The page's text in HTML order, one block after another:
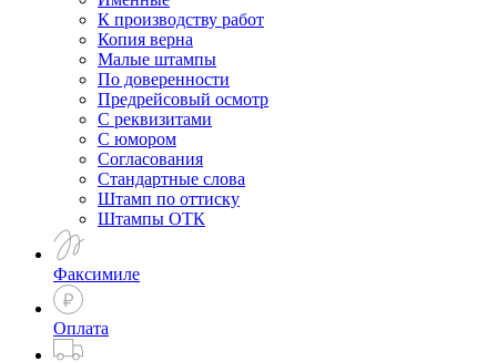
К производству работ
Копия верна
Малые штампы
По доверенности
Предрейсовый осмотр
С реквизитами
С юмором
Согласования
Стандартные слова
Штамп по оттиску
Штампы ОТК
Факсимиле
Оплата